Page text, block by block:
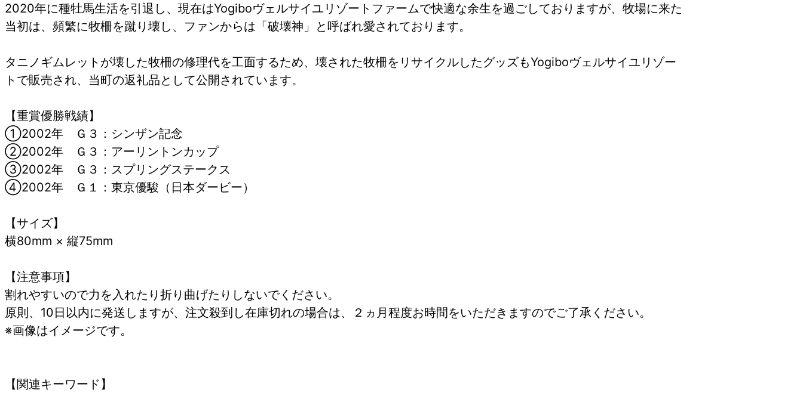
2020年に種牡馬生活を引退し、現在はYogiboヴェルサイユリゾートファームで快適な余生を過ごしておりますが、牧場に来た
当初は、頻繁に牧柵を蹴り壊し、ファンからは「破壊神」と呼ばれ愛されております。
タニノギムレットが壊した牧柵の修理代を工面するため、壊された牧柵をリサイクルしたグッズもYogiboヴェルサイユリゾー
トで販売され、当町の返礼品として公開されています。
【重賞優勝戦績】
①2002年 Ｇ３：シンザン記念
②2002年 Ｇ３：アーリントンカップ
③2002年 Ｇ３：スプリングステークス
④2002年 Ｇ１：東京優駿（日本ダービー）
【サイズ】
横80mm × 縦75mm
【注意事項】
割れやすいので力を入れたり折り曲げたりしないでください。
原則、10日以内に発送しますが、注文殺到し在庫切れの場合は、２ヵ月程度お時間をいただきますのでご了承ください。
※画像はイメージです。
【関連キーワード】